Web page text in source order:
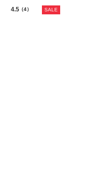
4.5（4） SALE